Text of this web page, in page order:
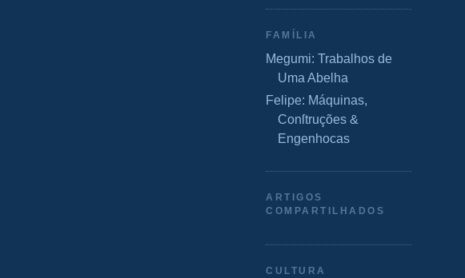
FAMÍLIA
Megumi: Trabalhos de
Uma Abelha
Felipe: Máquinas,
Conſtruções &
Engenhocas
ARTIGOS
COMPARTILHADOS
CULTURA